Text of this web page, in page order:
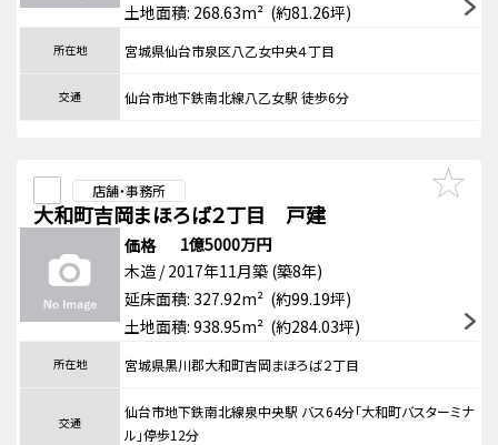
土地面積: 268.63m² (約81.26坪)
所在地 宮城県仙台市泉区八乙女中央４丁目
交通 仙台市地下鉄南北線八乙女駅 徒歩6分
店舗・事務所
大和町吉岡まほろば２丁目 戸建
価格
1億5000万円
木造 / 2017年11月築 (築8年)
延床面積: 327.92m² (約99.19坪)
土地面積: 938.95m² (約284.03坪)
所在地 宮城県黒川郡大和町吉岡まほろば２丁目
交通
仙台市地下鉄南北線泉中央駅 バス64分「大和町バスターミナ
ル」停歩12分